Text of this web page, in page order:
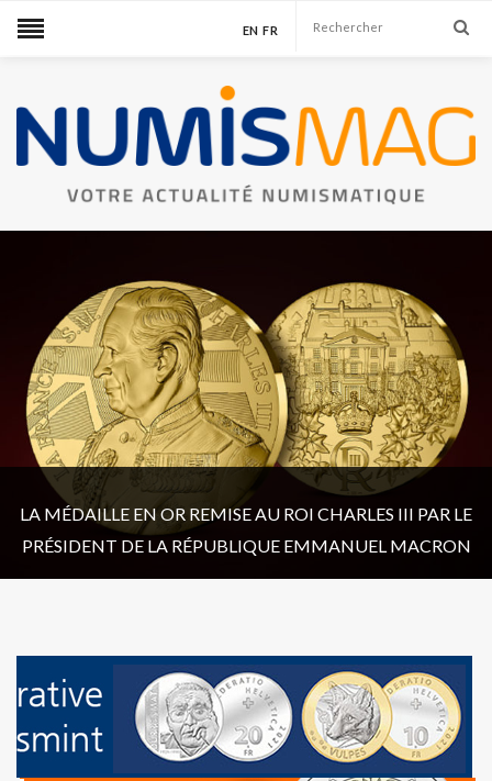
EN FR
LA MÉDAILLE EN OR REMISE AU ROI CHARLES III PAR LE
PRÉSIDENT DE LA RÉPUBLIQUE EMMANUEL MACRON